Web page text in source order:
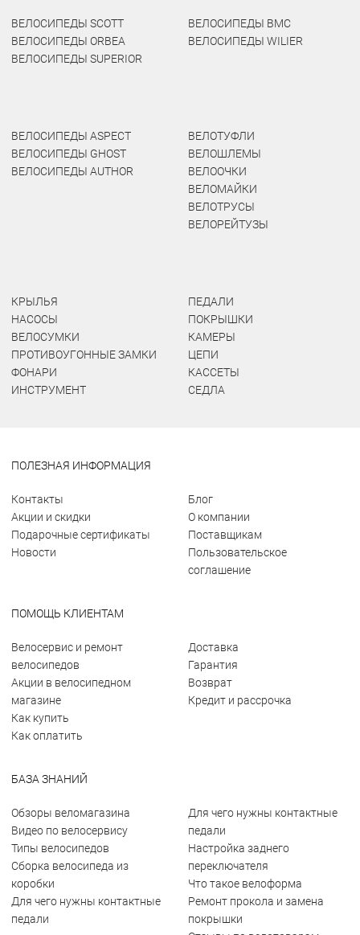
ВЕЛОСИПЕДЫ SCOTT
ВЕЛОСИПЕДЫ ORBEA
ВЕЛОСИПЕДЫ SUPERIOR
ВЕЛОСИПЕДЫ BMC
ВЕЛОСИПЕДЫ WILIER
ВЕЛОСИПЕДЫ ASPECT
ВЕЛОСИПЕДЫ GHOST
ВЕЛОСИПЕДЫ AUTHOR
ВЕЛОТУФЛИ
ВЕЛОШЛЕМЫ
ВЕЛООЧКИ
ВЕЛОМАЙКИ
ВЕЛОТРУСЫ
ВЕЛОРЕЙТУЗЫ
КРЫЛЬЯ
НАСОСЫ
ВЕЛОСУМКИ
ПРОТИВОУГОННЫЕ ЗАМКИ
ФОНАРИ
ИНСТРУМЕНТ
ПЕДАЛИ
ПОКРЫШКИ
КАМЕРЫ
ЦЕПИ
КАССЕТЫ
СЕДЛА
ПОЛЕЗНАЯ ИНФОРМАЦИЯ
Контакты
Акции и скидки
Подарочные сертификаты
Новости
Блог
О компании
Поставщикам
Пользовательское
соглашение
ПОМОЩЬ КЛИЕНТАМ
Велосервис и ремонт
велосипедов
Акции в велосипедном
магазине
Как купить
Как оплатить
Доставка
Гарантия
Возврат
Кредит и рассрочка
БАЗА ЗНАНИЙ
Обзоры веломагазина
Видео по велосервису
Типы велосипедов
Сборка велосипеда из
коробки
Для чего нужны контактные
педали
Для чего нужны контактные
педали
Настройка заднего
переключателя
Что такое велоформа
Ремонт прокола и замена
покрышки